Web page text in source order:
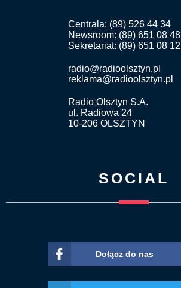
Centrala: (89) 526 44 34
Newsroom: (89) 651 08 48
Sekretariat: (89) 651 08 12
radio@radioolsztyn.pl
reklama@radioolsztyn.pl
Radio Olsztyn S.A.
ul. Radiowa 24
10-206 OLSZTYN
SOCIAL
Dołącz do nas